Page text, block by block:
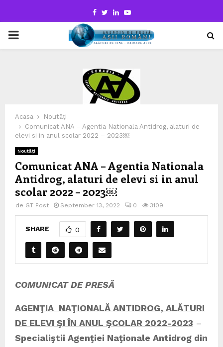
Facebook
TwitterLinkedinYoutube
PRIMARY
Acasa
Noutăți
Comunicat ANA – Agentia Nationala Antidrog, alaturi de
elevi si in anul scolar 2022 – 2023￼
Noutăți
Comunicat ANA – Agentia Nationala
Antidrog, alaturi de elevi si in anul
scolar 2022 – 2023￼
de GT Post September 13, 2022 0 3109
SHARE 0
COMUNICAT DE PRESĂ
AGENŢIA NAŢIONALĂ ANTIDROG, ALĂTURI
DE ELEVI ŞI ÎN ANUL ŞCOLAR 2022-2023 –
Specialiştii Agenţiei Naţionale Antidrog din